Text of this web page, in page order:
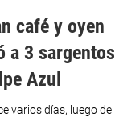
café y oyen
a 3 sargentos
Azul
varios días, luego de